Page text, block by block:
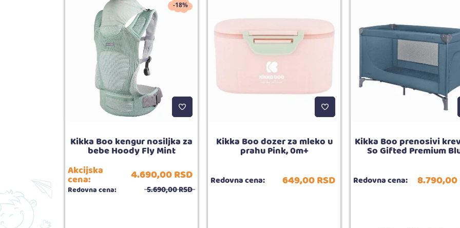
RSD
5.00
3
-18%
Kikka Boo kengur nosiljka za
bebe Hoody Fly Mint
Akcijska
cena: 4.690,00RSD
Redovna cena: 5.690,00RSD
Kikka Boo dozer za mleko u
prahu Pink, 0m+
Redovna cena: 649,00RSD
Kikka Boo prenosivi
So Gifted Premium
Redovna cena: 8.790,00